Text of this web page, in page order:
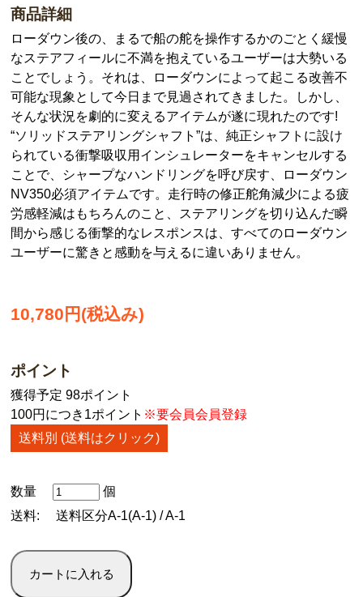
商品詳細
ローダウン後の、まるで船の舵を操作するかのごとく緩慢
なステアフィールに不満を抱えているユーザーは大勢いる
ことでしょう。それは、ローダウンによって起こる改善不
可能な現象として今日まで見過されてきました。しかし、
そんな状況を劇的に変えるアイテムが遂に現れたのです!
“ソリッドステアリングシャフト”は、純正シャフトに設け
られている衝撃吸収用インシュレーターをキャンセルする
ことで、シャープなハンドリングを呼び戻す、ローダウン
NV350必須アイテムです。走行時の修正舵角減少による疲
労感軽減はもちろんのこと、ステアリングを切り込んだ瞬
間から感じる衝撃的なレスポンスは、すべてのローダウン
ユーザーに驚きと感動を与えるに違いありません。
10,780円(税込み)
ポイント
獲得予定 98ポイント
100円につき1ポイント ※要会員会員登録
送料別 (送料はクリック)
数量
個
送料:
送料区分A-1(A-1) / A-1